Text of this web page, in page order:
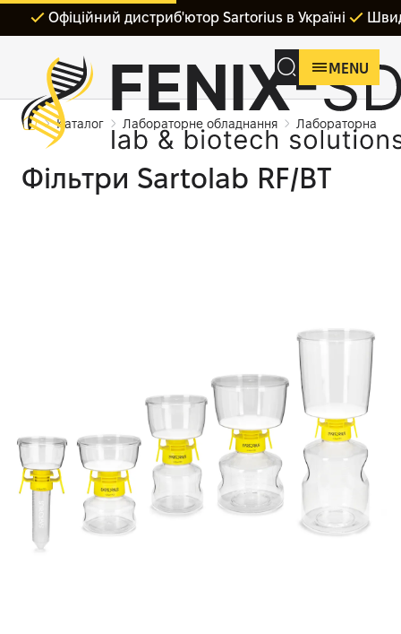
Офіційний дистриб'ютор Sartorius в Україні
MENU
Каталог Лабораторне обладнання Лабораторна
Фільтри Sartolab RF/BT